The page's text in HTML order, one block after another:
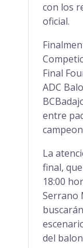
con los
oficial.
Final
ADC
entre
La
final,
18:00
Serrano
del